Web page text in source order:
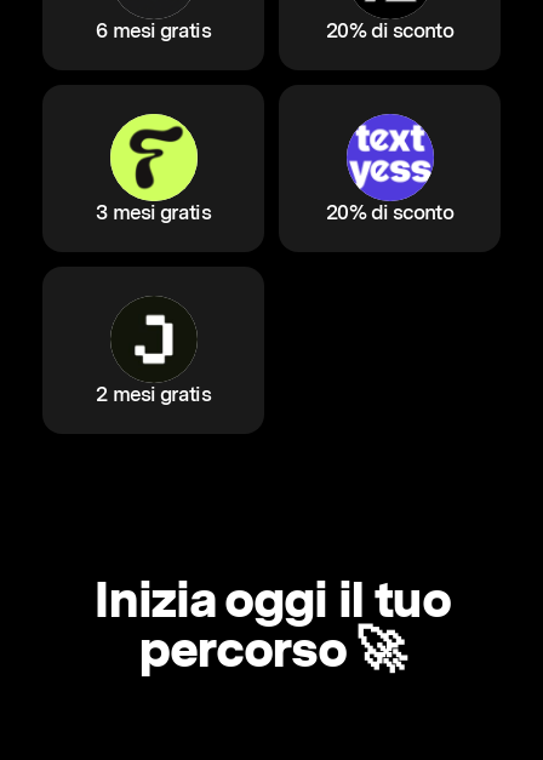
6 mesi gratis 20% di sconto
3 mesi gratis 20% di sconto
2 mesi gratis
Inizia oggi il tuo
percorso 🚀